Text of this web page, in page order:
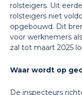
rolsteigers. Uit
rolsteigers niet
opgebouwd. Dit
voor werknemers
zal tot maart 2025
Waar wordt op
De inspecteurs